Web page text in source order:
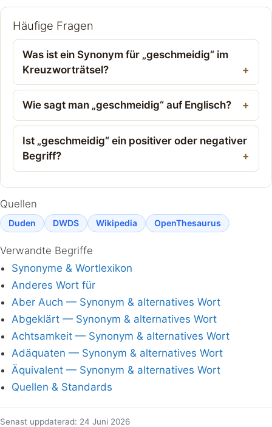
Häufige Fragen
Was ist ein Synonym für „geschmeidig“ im
Kreuzworträtsel?
Wie sagt man „geschmeidig“ auf Englisch?
Ist „geschmeidig“ ein positiver oder negativer
Begriff?
Quellen
Duden DWDS Wikipedia OpenThesaurus
Verwandte Begriffe
Synonyme & Wortlexikon
Anderes Wort für
Aber Auch — Synonym & alternatives Wort
Abgeklärt — Synonym & alternatives Wort
Achtsamkeit — Synonym & alternatives Wort
Adäquaten — Synonym & alternatives Wort
Äquivalent — Synonym & alternatives Wort
Quellen & Standards
Senast uppdaterad: 24 Juni 2026